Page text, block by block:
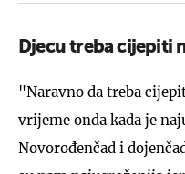
Djecu treba cijepiti
"Naravno da treba
vrijeme onda kada je
Novorođenčad i